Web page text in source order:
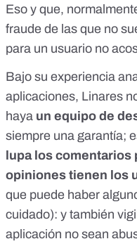
Eso y que,
fraude de las que no
para un usuario no
Bajo su experiencia
aplicaciones, Linares
haya un equipo de
siempre una garantía;
lupa los comentarios
opiniones tienen los
que puede haber
cuidado): y también
aplicación no sean